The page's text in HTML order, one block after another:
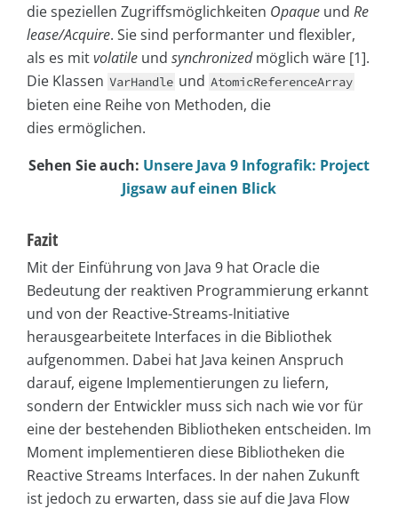
die speziellen Zugriffsmöglichkeiten Opaque und Re
lease/Acquire. Sie sind performanter und flexibler,
als es mitvolatile und synchronizedmöglich wäre [1].
Die Klassen VarHandle und AtomicReferenceArray
bieten eine Reihe von Methoden, die
dies ermöglichen.
Sehen Sie auch: Unsere Java 9 Infografik: Project
Jigsaw auf einen Blick
Fazit
Mit der Einführung von Java 9 hat Oracle die
Bedeutung der reaktiven Programmierung erkannt
und von der Reactive-Streams-Initiative
herausgearbeitete Interfaces in die Bibliothek
aufgenommen. Dabei hat Java keinen Anspruch
darauf, eigene Implementierungen zu liefern,
sondern der Entwickler muss sich nach wie vor für
eine der bestehenden Bibliotheken entscheiden. Im
Moment implementieren diese Bibliotheken die
Reactive Streams Interfaces. In der nahen Zukunft
ist jedoch zu erwarten, dass sie auf die Java Flow